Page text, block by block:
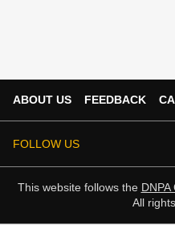
ABOUT US FEEDBACK
FOLLOW US
This website follows the DNPA
All